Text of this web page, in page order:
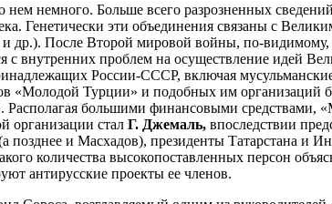
немного. Больше всего разрозненных
Генетически эти объединения связаны с
др.). После Второй мировой войны, по-видимому,
с внутренних проблем на осуществление идей
России-СССР, включая
Турции» и подобных им организаций
Располагая большими финансовыми средствами,
организации стал Г. Джемаль, впоследствии
позднее и Масхадов), президенты Татарстана
количества высокопоставленных персон
антирусские проекты ее членов.